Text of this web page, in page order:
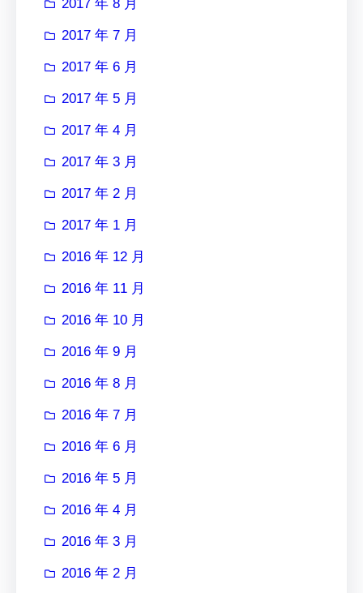
2017 年 8 月
2017 年 7 月
2017 年 6 月
2017 年 5 月
2017 年 4 月
2017 年 3 月
2017 年 2 月
2017 年 1 月
2016 年 12 月
2016 年 11 月
2016 年 10 月
2016 年 9 月
2016 年 8 月
2016 年 7 月
2016 年 6 月
2016 年 5 月
2016 年 4 月
2016 年 3 月
2016 年 2 月